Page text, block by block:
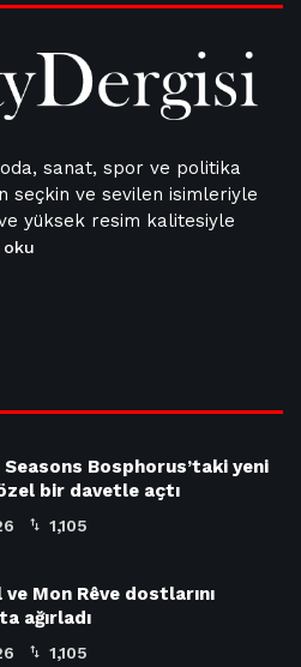
sanat, spor ve politika
seçkin ve sevilen isimleriyle
yüksek resim kalitesiyle
oku
Seasons Bosphorus’taki yeni
özel bir davetle açtı
1,105
Mon Rêve dostlarını
ağırladı
1,105